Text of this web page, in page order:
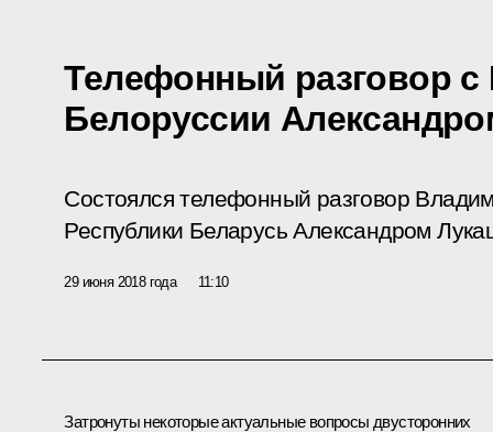
Телефонный разговор с
Белоруссии
Состоялся телефонный разговор
Республики Беларусь Александром
29 июня 2018 года 11:10
Затронуты некоторые актуальные вопросы двусторонних